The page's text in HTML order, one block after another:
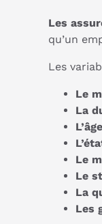
Les
qu’un
Les
Le
La
Le
Le
La
Les